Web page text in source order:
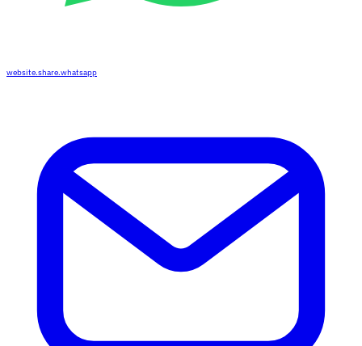
website.share.whatsapp